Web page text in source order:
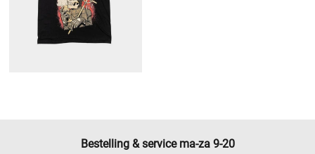
Bestelling & service ma-za 9-20